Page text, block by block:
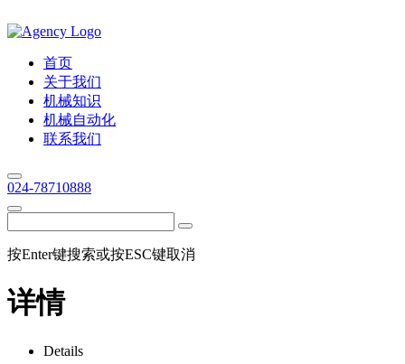
首页
关于我们
机械知识
机械自动化
联系我们
024-78710888
按Enter键搜索或按ESC键取消
详情
Details